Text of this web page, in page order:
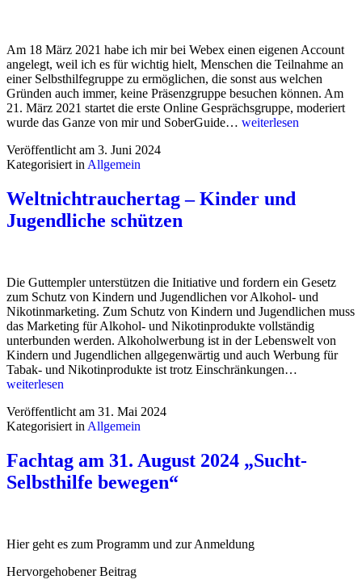
Am 18 März 2021 habe ich mir bei Webex einen eigenen Account
angelegt, weil ich es für wichtig hielt, Menschen die Teilnahme an
einer Selbsthilfegruppe zu ermöglichen, die sonst aus welchen
Gründen auch immer, keine Präsenzgruppe besuchen können. Am
21. März 2021 startet die erste Online Gesprächsgruppe, moderiert
wurde das Ganze von mir und SoberGuide… Online-
weiterlesen
Veröffentlicht am 3. Juni 2024
Kategorisiert inAllgemein
Weltnichtrauchertag – Kinder und
Jugendliche schützen
Die Guttempler unterstützen die Initiative und fordern ein Gesetz
zum Schutz von Kindern und Jugendlichen vor Alkohol- und
Nikotinmarketing. Zum Schutz von Kindern und Jugendlichen muss
das Marketing für Alkohol- und Nikotinprodukte vollständig
unterbunden werden. Alkoholwerbung ist in der Lebenswelt von
Kindern und Jugendlichen allgegenwärtig und auch Werbung für
Tabak- und Nikotinprodukte ist trotz Einschränkungen…
weiterlesen
Veröffentlicht am 31. Mai 2024
Kategorisiert in Allgemein
Fachtag am 31. August 2024 „Sucht-
Selbsthilfe bewegen“
Hier geht es zum Programm und zur Anmeldung
Hervorgehobener Beitrag